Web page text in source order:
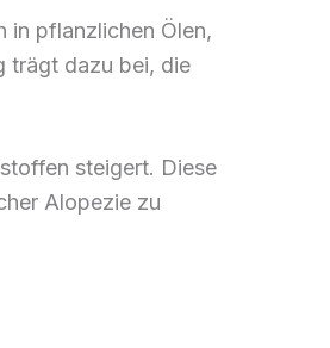
in pflanzlichen Ölen,
trägt dazu bei, die
steigert. Diese
Alopezie zu